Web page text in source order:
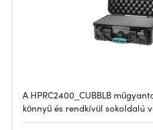
A HPRC2400_CUBBLB
könnyű és rendkívül sokoldalú